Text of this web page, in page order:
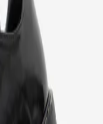
Siyah Kırışık
Siyah Kırışık